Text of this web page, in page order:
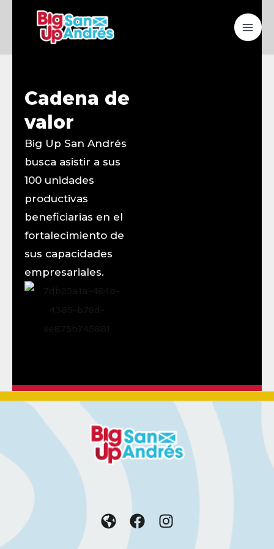
Cadena de
valor
Big Up San Andrés
busca asistir a sus
100 unidades
productivas
beneficiarias en el
fortalecimiento de
sus capacidades
empresariales.